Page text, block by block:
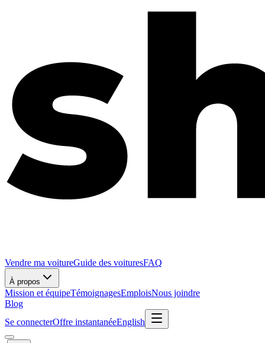
Vendre ma voitureGuide des voituresFAQ
À propos
Mission et équipeTémoignagesEmploisNous joindre
Blog
Se connecterOffre instantanéeEnglish